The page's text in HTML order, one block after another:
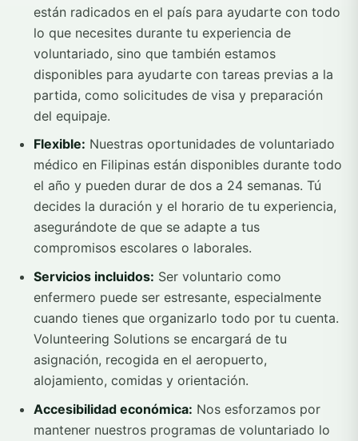
están radicados en el país para ayudarte con todo
lo que necesites durante tu experiencia de
voluntariado, sino que también estamos
disponibles para ayudarte con tareas previas a la
partida, como solicitudes de visa y preparación
del equipaje.
Flexible: Nuestras oportunidades de voluntariado
médico en Filipinas están disponibles durante todo
el año y pueden durar de dos a 24 semanas. Tú
decides la duración y el horario de tu experiencia,
asegurándote de que se adapte a tus
compromisos escolares o laborales.
Servicios incluidos: Ser voluntario como
enfermero puede ser estresante, especialmente
cuando tienes que organizarlo todo por tu cuenta.
Volunteering Solutions se encargará de tu
asignación, recogida en el aeropuerto,
alojamiento, comidas y orientación.
Accesibilidad económica: Nos esforzamos por
mantener nuestros programas de voluntariado lo